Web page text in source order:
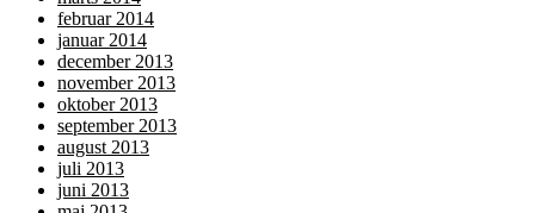
februar 2014
januar 2014
december 2013
november 2013
oktober 2013
september 2013
august 2013
juli 2013
juni 2013